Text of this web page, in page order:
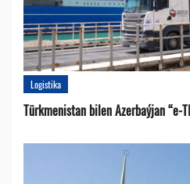
Logistika
Türkmenistan bilen Azerbaýjan “e-